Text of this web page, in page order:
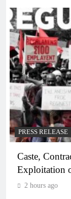
PRESS RELEASE
Caste,
Exploitation
2 hours ago